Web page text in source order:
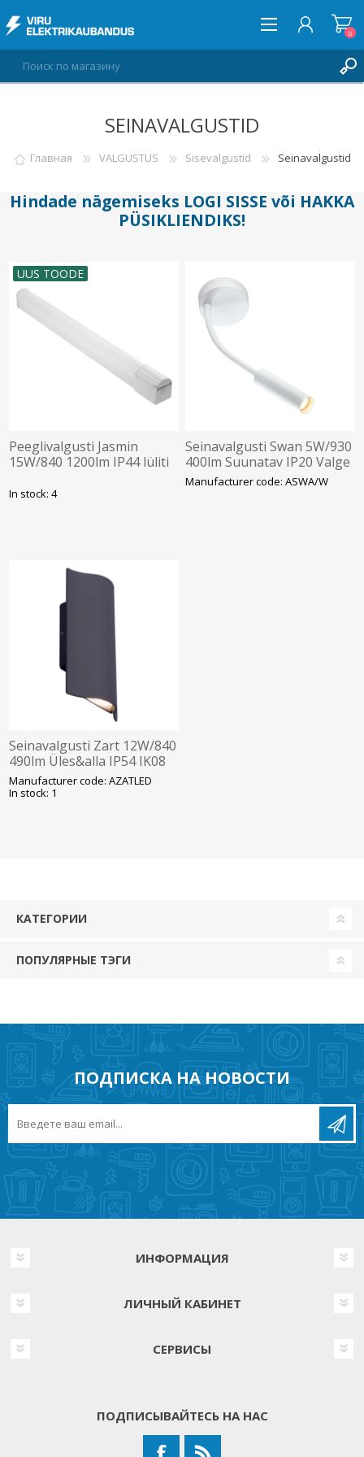
СПИСОК ПОЖЕЛАНИЙ
0
0
SEINAVALGUSTID
Главная VALGUSTUS Sisevalgustid Seinavalgustid
Hindade nägemiseks LOGI SISSE või HAKKA
PÜSIKLIENDIKS!
UUS TOODE
Peeglivalgusti Jasmin
15W/840 1200lm IP44 lüliti
In stock: 4
Seinavalgusti Swan 5W/930
400lm Suunatav IP20 Valge
Ansell
Manufacturer code: ASWA/W
Seinavalgusti Zart 12W/840
490lm Üles&alla IP54 IK08
Must Ansell
Manufacturer code: AZATLED
In stock: 1
КАТЕГОРИИ
ПОПУЛЯРНЫЕ ТЭГИ
ПОДПИСКА НА НОВОСТИ
ИНФОРМАЦИЯ
ЛИЧНЫЙ КАБИНЕТ
СЕРВИСЫ
ПОДПИСЫВАЙТЕСЬ НА НАС